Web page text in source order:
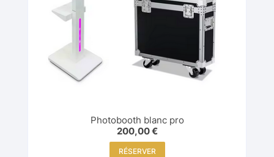
Photobooth blanc pro
200,00€
RÉSERVER